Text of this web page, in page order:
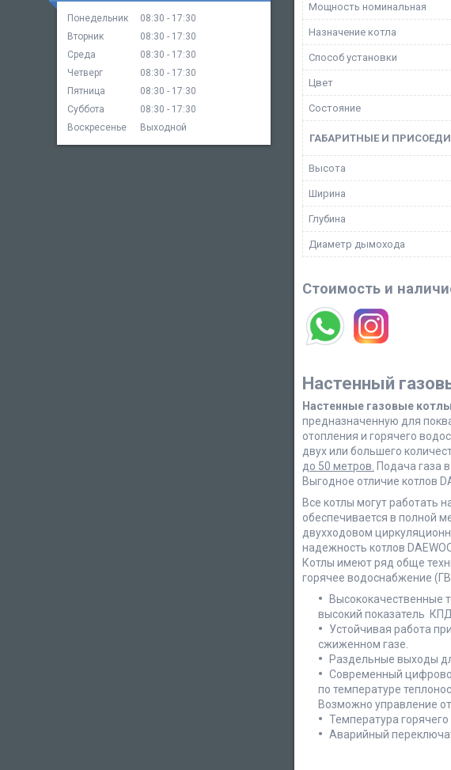
Мощность номинальная
Назначение котла
Способ установки
Цвет
Состояние
ГАБАРИТНЫЕ И
Высота
Ширина
Глубина
Диаметр дымохода
Стоимость и
Настенный
Настенные газовые котлы
предназначенную для
отопления и горячего
двух или большего
до 50 метров. Подача газа
Выгодное отличие котлов
Все котлы могут работать
обеспечивается в полной
двухходовом
надежность котлов
Котлы имеют ряд обще
горячее водоснабжение
Высококачественные
высокий показатель
Устойчивая работа
сжиженном газе.
Раздельные выходы
Современный
по температуре
Возможно управление
Температура
Аварийный
Понедельник 08:30
17:30
Вторник
08:30
17:30
Среда
08:30
17:30
Четверг
08:30
17:30
Пятница
08:30
17:30
Суббота
08:30
17:30
Воскресенье
Выходной